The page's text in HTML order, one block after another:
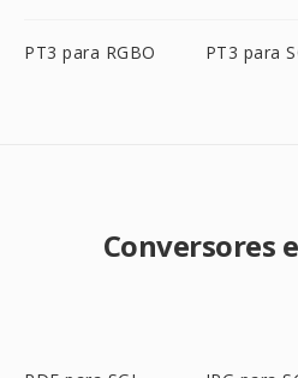
PT3 para RGBO PT3 para
Conversores